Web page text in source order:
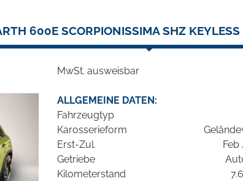
600E SCORPIONISSIMA SHZ
MwSt. ausweisbar
ALLGEMEINE DATEN:
Fahrzeugtyp
Karosserieform
Erst-Zul.
Getriebe
Kilometerstand